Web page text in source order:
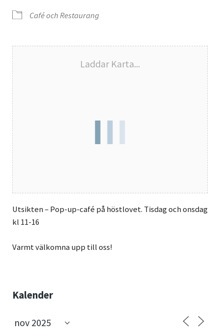
Café och Restaurang
Laddar Karta...
Utsikten – Pop-up-café på höstlovet. Tisdag och onsdag
kl 11-16
Varmt välkomna upp till oss!
Sidebar
Kalender